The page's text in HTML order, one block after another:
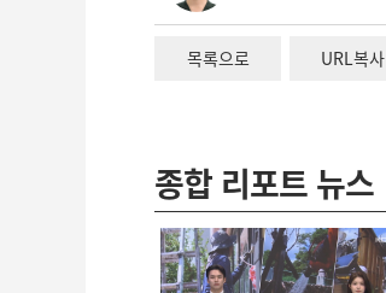
목록으로 URL복사
종합 리포트 뉴스